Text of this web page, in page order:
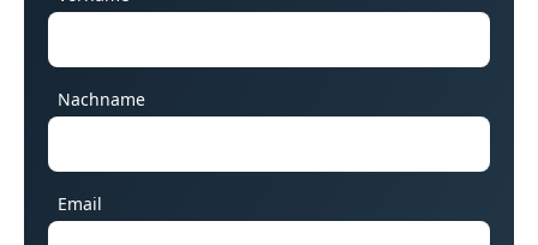
Nachname
Email